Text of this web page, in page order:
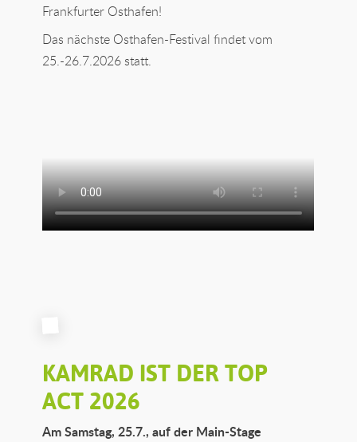
Frankfurter Osthafen!
Das nächste Osthafen-Festival findet vom
25.-26.7.2026 statt.
KAMRAD IST DER TOP
ACT 2026
Am Samstag, 25.7., auf der Main-Stage